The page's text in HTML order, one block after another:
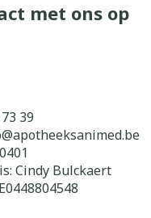
met ons op
39
apotheeksanimed.be
Cindy Bulckaert